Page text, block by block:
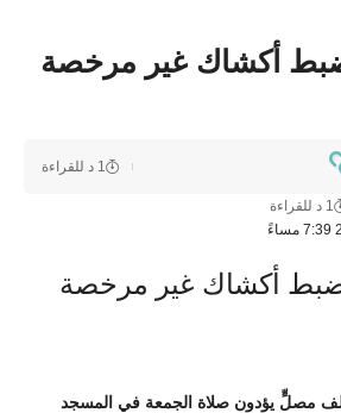
أكشاك غير مرخصة
1 د للقراءة
1 د للقراءة
ألف مصلٍّ يؤدون صلاة الجمعة في المسجد